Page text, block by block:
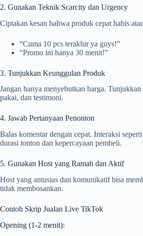
2. Gunakan Teknik Scarcity dan Urgency
Ciptakan kesan bahwa produk cepat habis
“Cuma 10 pcs terakhir ya guys!”
“Promo ini hanya 30 menit!”
3. Tunjukkan Keunggulan Produk
Jangan hanya menyebutkan harga. Tunjukkan
pakai, dan testimoni.
4. Jawab Pertanyaan Penonton
Balas komentar dengan cepat. Interaksi
durasi tonton dan kepercayaan pembeli.
5. Gunakan Host yang Ramah dan Aktif
Host yang antusias dan komunikatif bisa
tidak membosankan.
Contoh Skrip Jualan Live TikTok
Opening (1-2 menit):